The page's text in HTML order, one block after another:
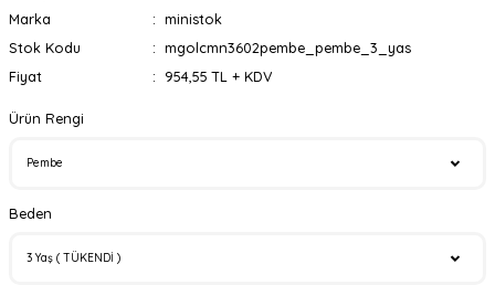
Marka
ministok
Stok Kodu
mgolcmn3602pembe_pembe_3_yas
Fiyat
954,55 TL + KDV
Ürün Rengi
Beden